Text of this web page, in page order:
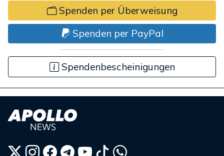
Spenden per Überweisung
Spenden per PayPal
Spendenbescheinigungen